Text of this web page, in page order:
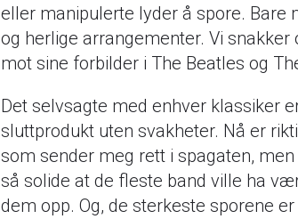
eller manipulerte lyder å spore. Bare
og herlige arrangementer. Vi
mot sine forbilder i The Beatles og
Det selvsagte med enhver klassiker
sluttprodukt uten svakheter. Nå er
som sender meg rett i spagaten,
så solide at de fleste band ville ha
dem opp. Og, de sterkeste sporene